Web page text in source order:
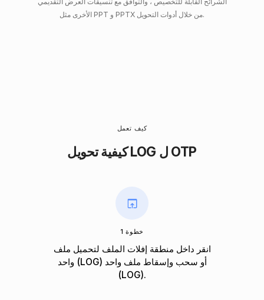
الأخرى مثل PPT و PPTX من خلال أدوات التحويل.
كيف تعمل
كيفية تحويل LOG ل OTP
خطوة 1
انقر داخل منطقة إفلات الملف لتحميل ملف
واحد (LOG) أو سحب وإسقاط ملف واحد
(LOG).